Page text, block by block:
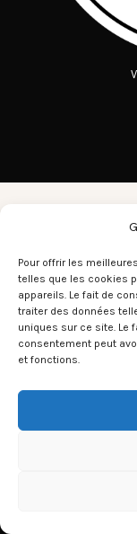
Pour offrir les
telles que les cookies
appareils. Le fait de
traiter des données
uniques sur ce site. Le
consentement peut
et fonctions.
George
There aren't any